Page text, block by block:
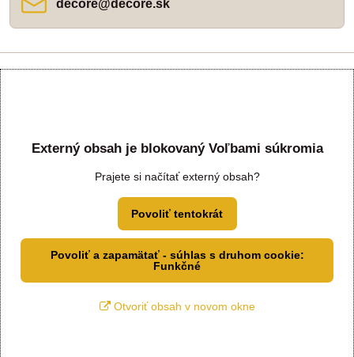
decore​@decore​.sk
Externý obsah je blokovaný Voľbami súkromia
Prajete si načítať externý obsah?
Povoliť tentokrát
Povoliť a zapamätať - súhlas s druhom cookie:
Funkčné
Otvoriť obsah v novom okne